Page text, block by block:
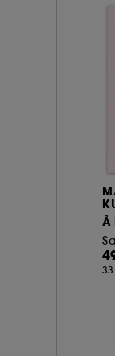
À
le
au bouton
collectées par
en magasin.
Si vous